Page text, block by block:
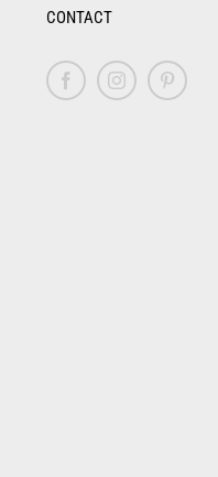
CONTACT
FacebookInstagramPinterest